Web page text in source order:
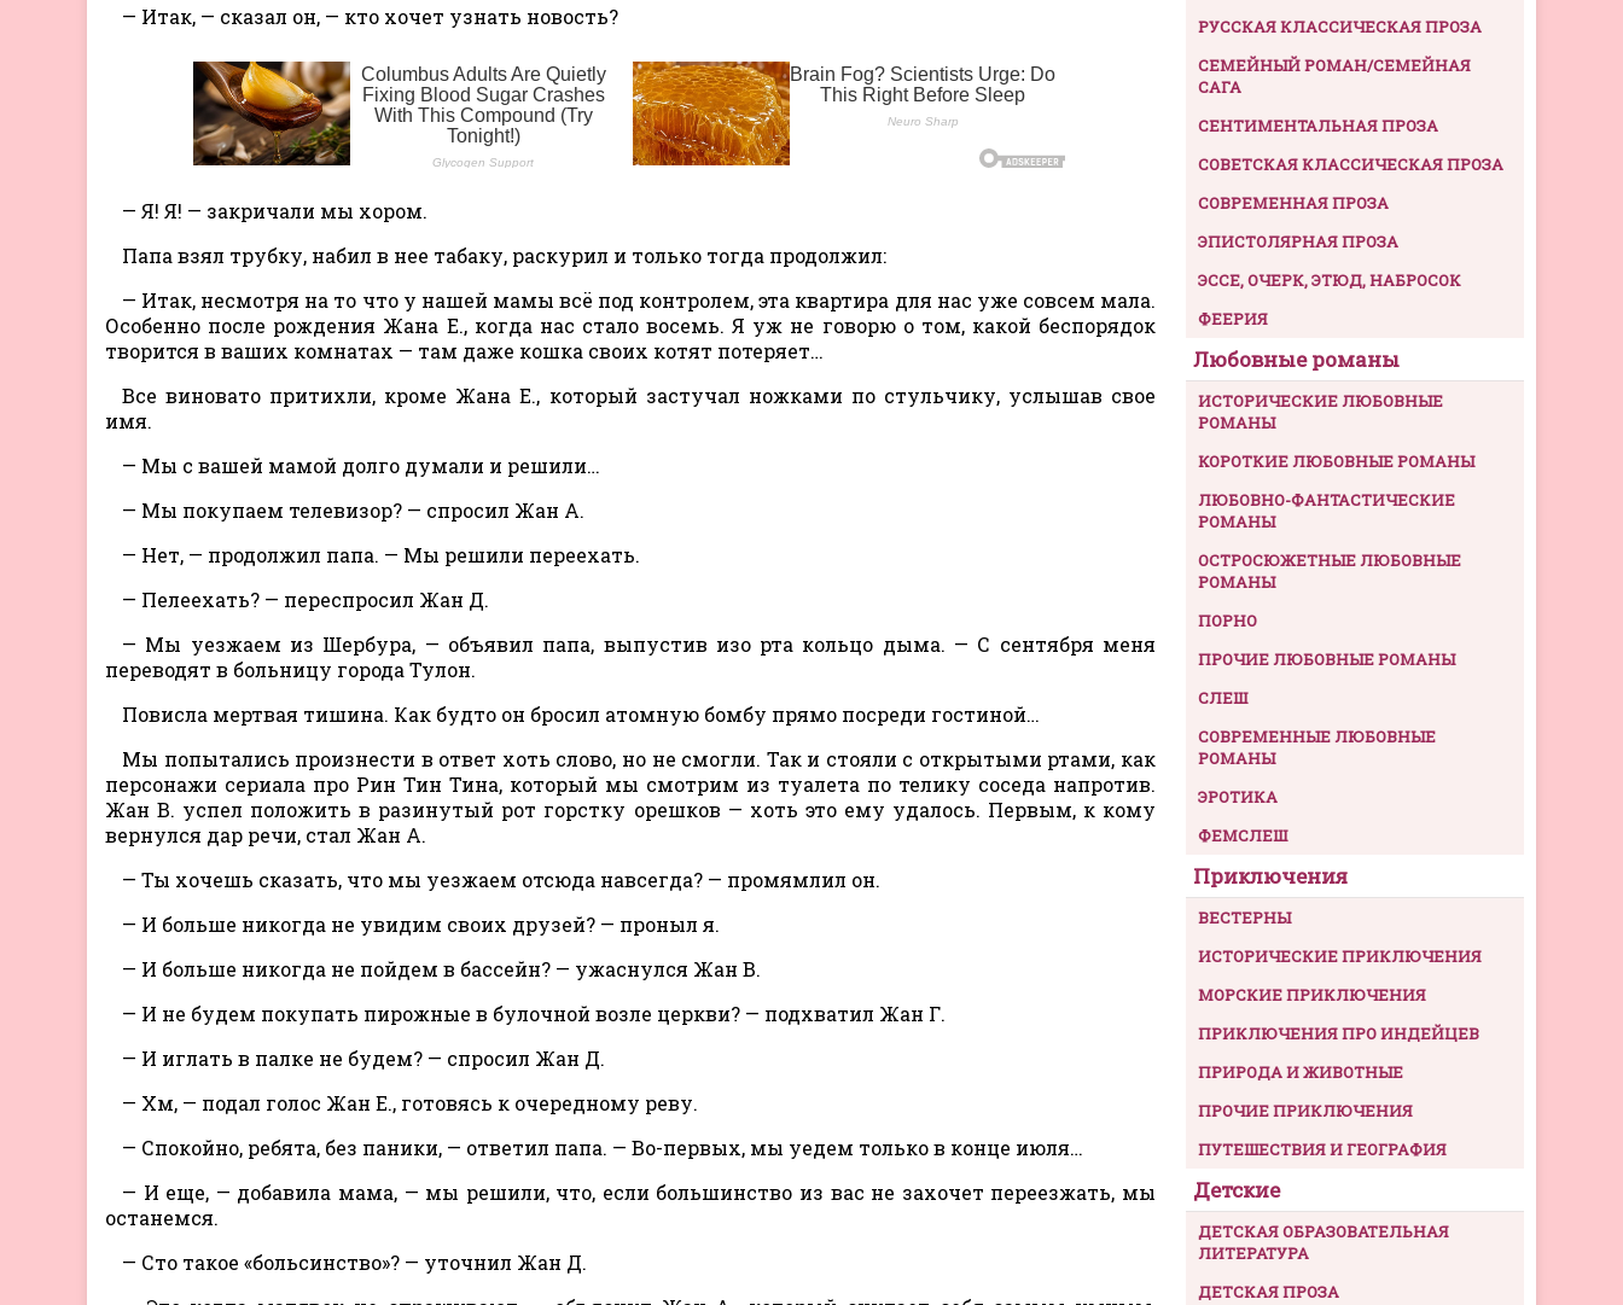
— Итак, — сказал он, — кто хочет узнать новость?
— Я! Я! — закричали мы хором.
Папа взял трубку, набил в нее табаку, раскурил и только тогда продолжил:
— Итак, несмотря на то что у нашей мамы всё под контролем, эта квартира для нас уже совсем мала.
Особенно после рождения Жана E., когда нас стало восемь. Я уж не говорю о том, какой беспорядок
творится в ваших комнатах — там даже кошка своих котят потеряет…
Все виновато притихли, кроме Жана E., который застучал ножками по стульчику, услышав свое
имя.
— Мы с вашей мамой долго думали и решили…
— Мы покупаем телевизор? — спросил Жан А.
— Нет, — продолжил папа. — Мы решили переехать.
— Пелеехать? — переспросил Жан Д.
— Мы уезжаем из Шербура, — объявил папа, выпустив изо рта кольцо дыма. — С сентября меня
переводят в больницу города Тулон.
Повисла мертвая тишина. Как будто он бросил атомную бомбу прямо посреди гостиной…
Мы попытались произнести в ответ хоть слово, но не смогли. Так и стояли с открытыми ртами, как
персонажи сериала про Рин Тин Тина, который мы смотрим из туалета по телику соседа напротив.
Жан В. успел положить в разинутый рот горстку орешков — хоть это ему удалось. Первым, к кому
вернулся дар речи, стал Жан А.
— Ты хочешь сказать, что мы уезжаем отсюда навсегда? — промямлил он.
— И больше никогда не увидим своих друзей? — проныл я.
— И больше никогда не пойдем в бассейн? — ужаснулся Жан В.
— И не будем покупать пирожные в булочной возле церкви? — подхватил Жан Г.
— И иглать в палке не будем? — спросил Жан Д.
— Хм, — подал голос Жан E., готовясь к очередному реву.
— Спокойно, ребята, без паники, — ответил папа. — Во-первых, мы уедем только в конце июля…
— И еще, — добавила мама, — мы решили, что, если большинство из вас не захочет переезжать, мы
останемся.
— Сто такое «больсинство»? — уточнил Жан Д.
РУССКАЯ КЛАССИЧЕСКАЯ ПРОЗА
СЕМЕЙНЫЙ РОМАН/СЕМЕЙНАЯ
САГА
СЕНТИМЕНТАЛЬНАЯ ПРОЗА
СОВЕТСКАЯ КЛАССИЧЕСКАЯ ПРОЗА
СОВРЕМЕННАЯ ПРОЗА
ЭПИСТОЛЯРНАЯ ПРОЗА
ЭССЕ, ОЧЕРК, ЭТЮД, НАБРОСОК
ФЕЕРИЯ
Любовные романы
ИСТОРИЧЕСКИЕ ЛЮБОВНЫЕ
РОМАНЫ
КОРОТКИЕ ЛЮБОВНЫЕ РОМАНЫ
ЛЮБОВНО-ФАНТАСТИЧЕСКИЕ
РОМАНЫ
ОСТРОСЮЖЕТНЫЕ ЛЮБОВНЫЕ
РОМАНЫ
ПОРНО
ПРОЧИЕ ЛЮБОВНЫЕ РОМАНЫ
СЛЕШ
СОВРЕМЕННЫЕ ЛЮБОВНЫЕ
РОМАНЫ
ЭРОТИКА
ФЕМСЛЕШ
Приключения
ВЕСТЕРНЫ
ИСТОРИЧЕСКИЕ ПРИКЛЮЧЕНИЯ
МОРСКИЕ ПРИКЛЮЧЕНИЯ
ПРИКЛЮЧЕНИЯ ПРО ИНДЕЙЦЕВ
ПРИРОДА И ЖИВОТНЫЕ
ПРОЧИЕ ПРИКЛЮЧЕНИЯ
ПУТЕШЕСТВИЯ И ГЕОГРАФИЯ
Детские
ДЕТСКАЯ ОБРАЗОВАТЕЛЬНАЯ
ЛИТЕРАТУРА
ДЕТСКАЯ ПРОЗА